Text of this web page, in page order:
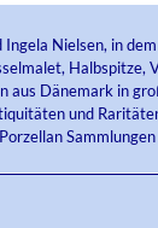
Nielsen, in
Dänemark in
und